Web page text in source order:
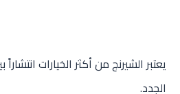
يعتبر الشيرنج من أكثر الخيارات
الجدد.